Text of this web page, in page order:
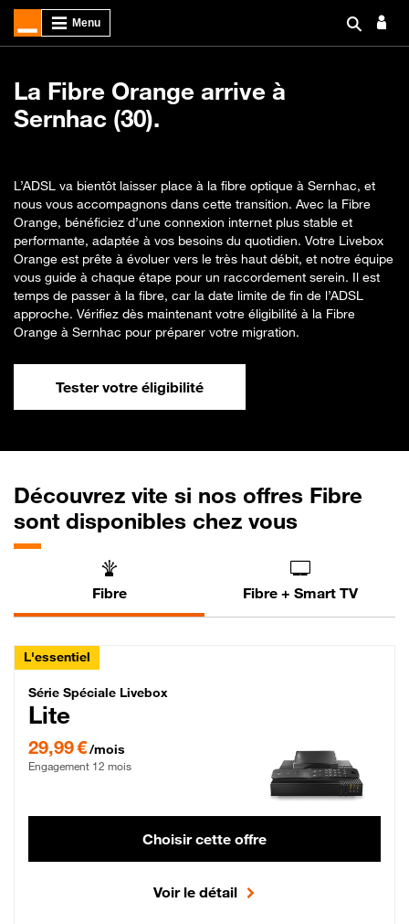
La Fibre Orange arrive à
Sernhac (30).
L’ADSL va bientôt laisser place à la fibre optique à Sernhac, et
nous vous accompagnons dans cette transition. Avec la Fibre
Orange, bénéficiez d’une connexion internet plus stable et
performante, adaptée à vos besoins du quotidien. Votre Livebox
Orange est prête à évoluer vers le très haut débit, et notre équipe
vous guide à chaque étape pour un raccordement serein. Il est
temps de passer à la fibre, car la date limite de fin de l’ADSL
approche. Vérifiez dès maintenant votre éligibilité à la Fibre
Orange à Sernhac pour préparer votre migration.
Tester votre éligibilité
Découvrez vite si nos offres Fibre
sont disponibles chez vous
Fibre Fibre + Smart TV
L'essentiel
Série Spéciale Livebox Lite Fibre
Série Spéciale Livebox
Lite
29,99 €/mois
Engagement 12 mois
Choisir cette offre
Voir le détail